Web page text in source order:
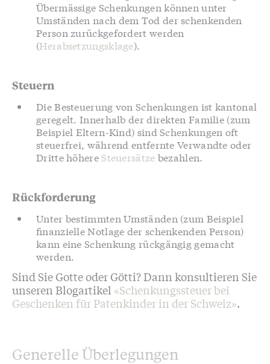
Übermässige Schenkungen können unter
Umständen nach dem Tod der schenkenden
Person zurückgefordert werden
(Herabsetzungsklage).
Steuern
Die Besteuerung von Schenkungen ist kantonal
geregelt. Innerhalb der direkten Familie (zum
Beispiel Eltern-Kind) sind Schenkungen oft
steuerfrei, während entfernte Verwandte oder
Dritte höhere Steuersätze bezahlen.
Rückforderung
Unter bestimmten Umständen (zum Beispiel
finanzielle Notlage der schenkenden Person)
kann eine Schenkung rückgängig gemacht
werden.
Sind Sie Gotte oder Götti? Dann konsultieren Sie
unseren Blogartikel «Schenkungssteuer bei
Geschenken für Patenkinder in der Schweiz».
Generelle Überlegungen